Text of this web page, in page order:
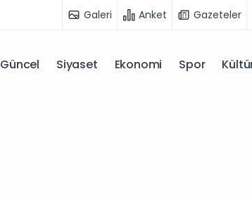
Galeri Anket Gazeteler
Güncel Siyaset Ekonomi Spor